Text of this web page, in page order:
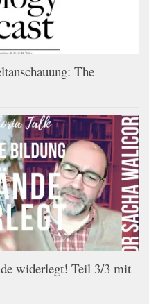
The
widerlegt! Teil 3/3 mit